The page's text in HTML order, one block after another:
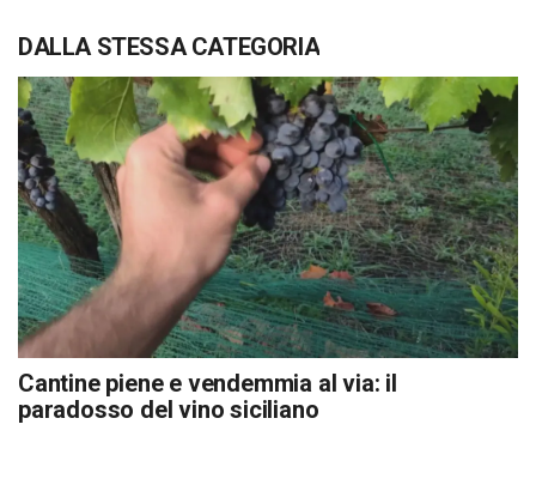
DALLA STESSA CATEGORIA
Cantine piene e vendemmia al via: il
paradosso del vino siciliano